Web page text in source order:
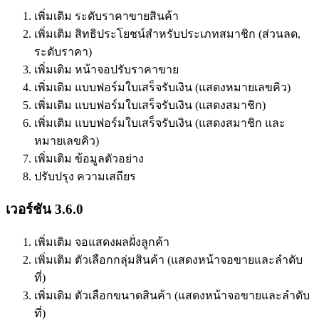
เพิ่มเติม ระดับราคาขายสินค้า
เพิ่มเติม สิทธิประโยชน์สำหรับประเภทสมาชิก (ส่วนลด,
ระดับราคา)
เพิ่มเติม หน้าจอปรับราคาขาย
เพิ่มเติม แบบฟอร์มใบเสร็จรับเงิน (แสดงหมายเลขคิว)
เพิ่มเติม แบบฟอร์มใบเสร็จรับเงิน (แสดงสมาชิก)
เพิ่มเติม แบบฟอร์มใบเสร็จรับเงิน (แสดงสมาชิก และ
หมายเลขคิว)
เพิ่มเติม ข้อมูลตัวอย่าง
ปรับปรุง ความเสถียร
เวอร์ชัน 3.6.0
เพิ่มเติม จอแสดงผลฝั่งลูกค้า
เพิ่มเติม ตัวเลือกกลุ่มสินค้า (แสดงหน้าจอขายและลำดับ
ที่)
เพิ่มเติม ตัวเลือกขนาดสินค้า (แสดงหน้าจอขายและลำดับ
ที่)